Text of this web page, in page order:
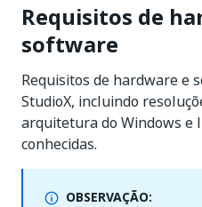
Requisitos de
software
Requisitos de hardware e
StudioX, incluindo
arquitetura do Windows e
conhecidas.
OBSERVAÇÃO: